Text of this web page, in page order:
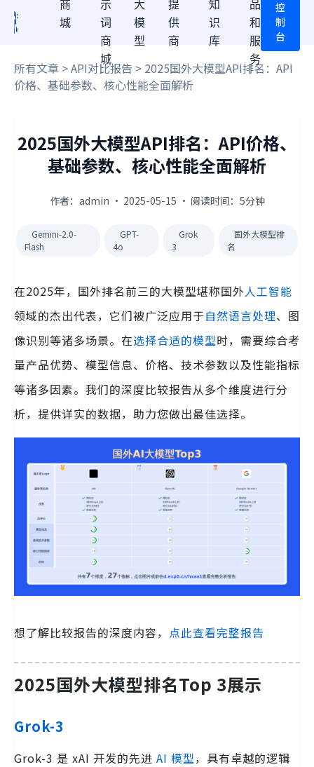
商
城
示
词
商
城
大
模
型
提
供
商
知
识
库
品
和
服
务
控
制
台
所有文章 >API对比报告 > 2025国外大模型API排名：API
价格、基础参数、核心性能全面解析
2025国外大模型API排名：API价格、
基础参数、核心性能全面解析
作者：admin · 2025-05-15 · 阅读时间：5分钟
Gemini-2.0-
Flash
GPT-
4o
Grok
3
国外大模型排
名
在2025年，国外排名前三的大模型堪称国外人工智能
领域的杰出代表，它们被广泛应用于自然语言处理、图
像识别等诸多场景。在选择合适的模型时，需要综合考
量产品优势、模型信息、价格、技术参数以及性能指标
等诸多因素。我们的深度比较报告从多个维度进行分
析，提供详实的数据，助力您做出最佳选择。
想了解比较报告的深度内容， 点此查看完整报告
2025国外大模型排名Top 3展示
Grok-3
Grok-3 是 xAI 开发的先进 AI 模型，具有卓越的逻辑